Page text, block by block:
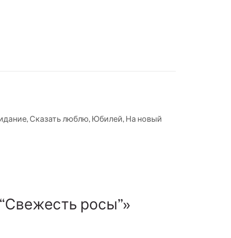
,Сказать люблю,Юбилей,На новый
росы”»